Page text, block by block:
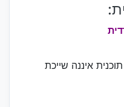
תוכנית איננה שייכת